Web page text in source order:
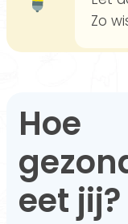
Zo
Hoe
eet jij?